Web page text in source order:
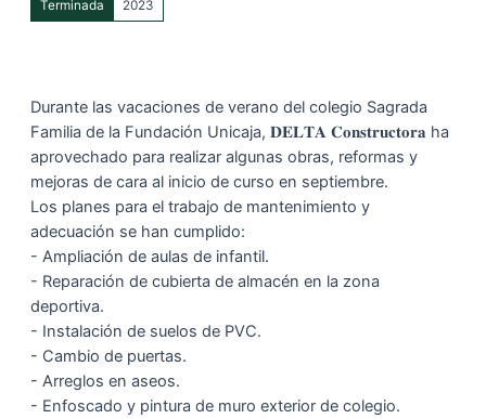
Terminada 2023
Durante las vacaciones de verano del colegio Sagrada
Familia de la Fundación Unicaja, 𝐃𝐄𝐋𝐓𝐀 𝐂𝐨𝐧𝐬𝐭𝐫𝐮𝐜𝐭𝐨𝐫𝐚 ha
aprovechado para realizar algunas obras, reformas y
mejoras de cara al inicio de curso en septiembre.
Los planes para el trabajo de mantenimiento y
adecuación se han cumplido:
- Ampliación de aulas de infantil.
- Reparación de cubierta de almacén en la zona
deportiva.
- Instalación de suelos de PVC.
- Cambio de puertas.
- Arreglos en aseos.
- Enfoscado y pintura de muro exterior de colegio.